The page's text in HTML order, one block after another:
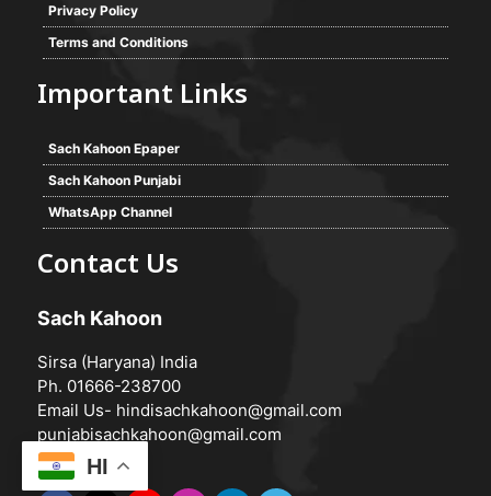
Privacy Policy
Terms and Conditions
Important Links
Sach Kahoon Epaper
Sach Kahoon Punjabi
WhatsApp Channel
Contact Us
Sach Kahoon
Sirsa (Haryana) India
Ph. 01666-238700
Email Us- hindisachkahoon@gmail.com
punjabisachkahoon@gmail.com
HI